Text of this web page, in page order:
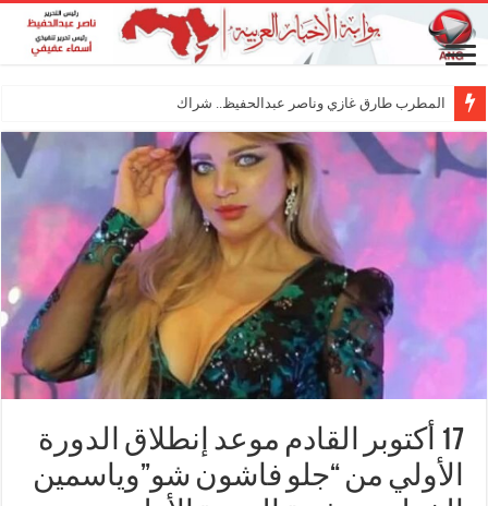
المطرب طارق غازي وناصر عبدالحفيظ.. شراكة فنية ترسم
17 أكتوبر القادم موعد إنطلاق الدورة
الأولي من “جلو فاشون شو”وياسمين